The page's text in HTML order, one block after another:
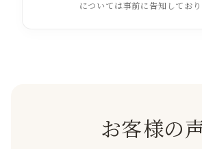
については事前に告知しており
お客様の